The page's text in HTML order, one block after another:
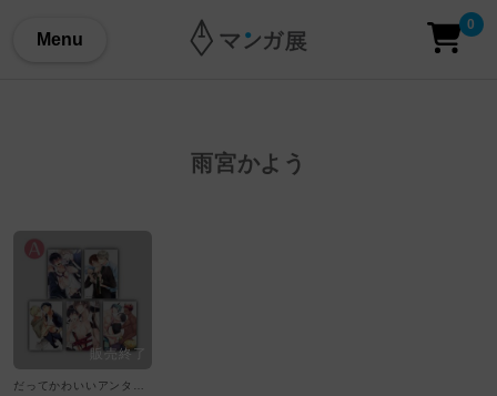
Menu
0
雨宮かよう
だってかわいいアンタが悪い。～先輩、大変よくできました～